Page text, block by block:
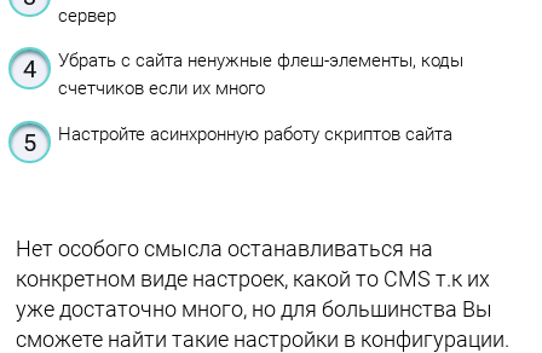
сервер
Убрать с сайта ненужные флеш-элементы, коды
счетчиков если их много
Настройте асинхронную работу скриптов сайта
Нет особого смысла останавливаться на
конкретном виде настроек, какой то CMS т.к их
уже достаточно много, но для большинства Вы
сможете найти такие настройки в конфигурации.